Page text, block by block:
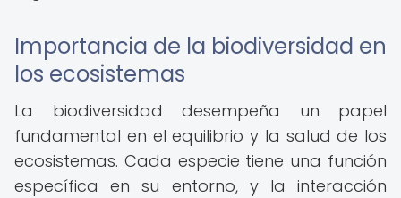
Importancia de la biodiversidad en
los ecosistemas
La biodiversidad desempeña un papel
fundamental en el equilibrio y la salud de los
ecosistemas. Cada especie tiene una función
específica en su entorno, y la interacción